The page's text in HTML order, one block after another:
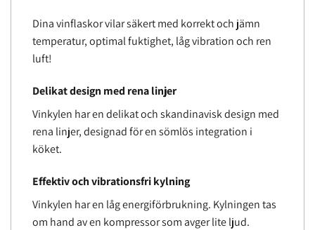
Dina vinflaskor vilar säkert med korrekt och jämn
temperatur, optimal fuktighet, låg vibration och ren
luft!
Delikat design med rena linjer
Vinkylen har en delikat och skandinavisk design med
rena linjer, designad för en sömlös integration i
köket.
Effektiv och vibrationsfri kylning
Vinkylen har en låg energiförbrukning. Kylningen tas
om hand av en kompressor som avger lite ljud.